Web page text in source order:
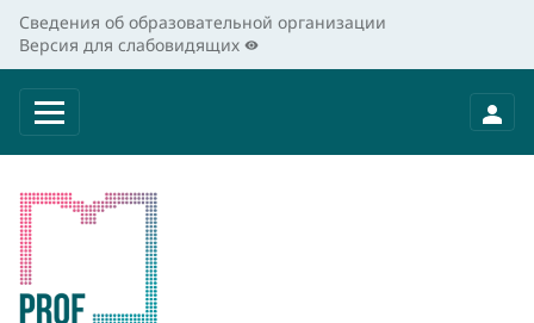
Сведения об образовательной организации
Версия для слабовидящих